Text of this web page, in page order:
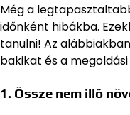
Még a
időnként hibákba.
tanulni! Az
bakikat és a
1. Össze nem illő